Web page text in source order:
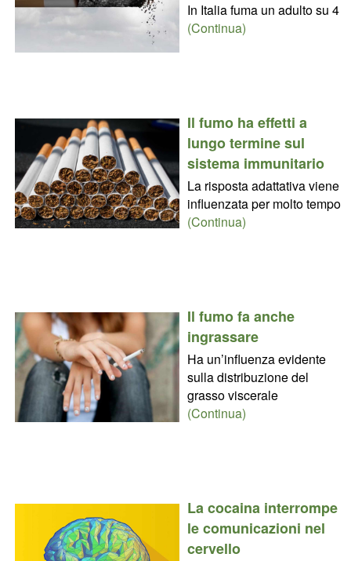
In Italia fuma un adulto su 4
(Continua)
Il fumo ha effetti a
lungo termine sul
sistema immunitario
La risposta adattativa viene
influenzata per molto tempo
(Continua)
Il fumo fa anche
ingrassare
Ha un’influenza evidente
sulla distribuzione del
grasso viscerale
(Continua)
La cocaina interrompe
le comunicazioni nel
cervello